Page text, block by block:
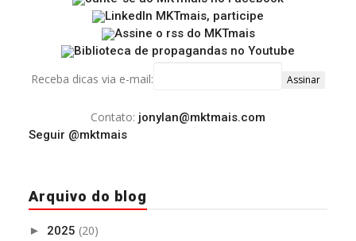
Receba dicas via e-mail:
Contato: jonylan@mktmais.com
Seguir @mktmais
Arquivo do blog
► 2025 (20)